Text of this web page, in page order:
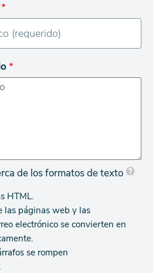
de los formatos de texto
HTML.
las páginas web y las
electrónico se convierten en
se rompen